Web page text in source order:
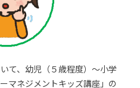
て、幼児（５歳程度）～小学
マネジメントキッズ講座」の